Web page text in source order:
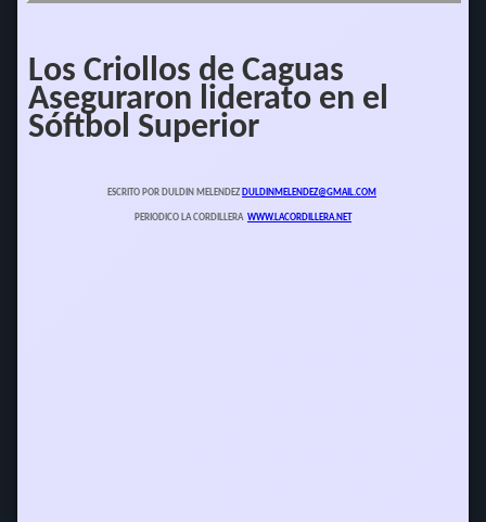
Los Criollos de Caguas
Aseguraron liderato en el
Sóftbol Superior
ESCRITO POR DULDIN MELENDEZ DULDINMELENDEZ@GMAIL.COM
PERIODICO LA CORDILLERA WWW.LACORDILLERA.NET